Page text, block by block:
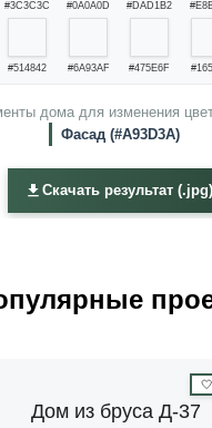
#3C3C3C #0A0A0D #DAD1B2
#514842 #6A93AF #475E6F
дома для изменения
Фасад (#A93D3A)
Скачать результат (.jpg)
🤍
Дом из бруса Д-37